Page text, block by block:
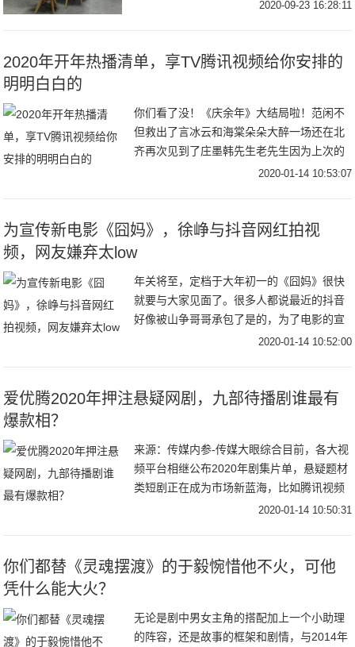
2020-09-23 16:28:11
2020年开年热播清单，享TV腾讯视频给你安排的
明明白白的
你们看了没！《庆余年》大结局啦！范闲不
但救出了言冰云和海棠朵朵大醉一场还在北
齐再次见到了庄墨韩先生老先生因为上次的
陷害耿耿于怀正在为范闲的诗集作释而上杉
2020-01-14 10:53:07
为宣传新电影《囧妈》，徐峥与抖音网红拍视
频，网友嫌弃太low
年关将至，定档于大年初一的《囧妈》很快
就要与大家见面了。很多人都说最近的抖音
好像被山争哥哥承包了是的，为了电影的宣
传，徐峥都到抖音营业了，和很多抖音头部
2020-01-14 10:52:00
爱优腾2020年押注悬疑网剧，九部待播剧谁最有
爆款相？
来源：传媒内参-传媒大眼综合目前，各大视
频平台相继公布2020年剧集片单，悬疑题材
类短剧正在成为市场新蓝海，比如腾讯视频
V视界大会公布了一部体量较小、仅16集的
2020-01-14 10:50:31
你们都替《灵魂摆渡》的于毅惋惜他不火，可他
凭什么能大火？
无论是剧中男女主角的搭配加上一个小助理
的阵容，还是故事的框架和剧情，与2014年